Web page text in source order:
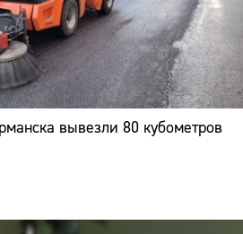
вывезли 80 кубометров